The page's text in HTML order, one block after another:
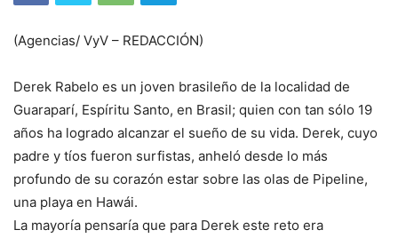
(Agencias/ VyV – REDACCIÓN)
Derek Rabelo es un joven brasileño de la localidad de
Guaraparí, Espíritu Santo, en Brasil; quien con tan sólo 19
años ha logrado alcanzar el sueño de su vida. Derek, cuyo
padre y tíos fueron surfistas, anheló desde lo más
profundo de su corazón estar sobre las olas de Pipeline,
una playa en Hawái.
La mayoría pensaría que para Derek este reto era